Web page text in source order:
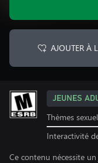
AJOUTER À
JEUNES
Thèmes
Interactivité
Ce contenu nécessite